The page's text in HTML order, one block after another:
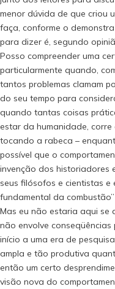
menor dúvida de que criou
faça, conforme o
para dizer é, segundo
Posso compreender uma
particularmente quando,
tantos problemas clamam
do seu tempo para
quando tantas coisas
estar da humanidade,
tocando a rabeca –
possível que o
invenção dos historiadores
seus filósofos e cientistas e
fundamental da
Mas eu não estaria aqui se
não envolve
início a uma era de
ampla e tão produtiva
então um certo
visão nova do